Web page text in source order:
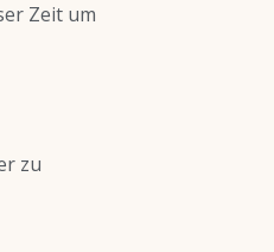
Zeit um
zu